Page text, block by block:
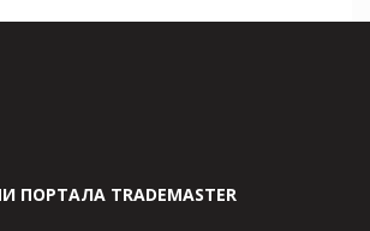
ПОРТАЛА TRADEMASTER